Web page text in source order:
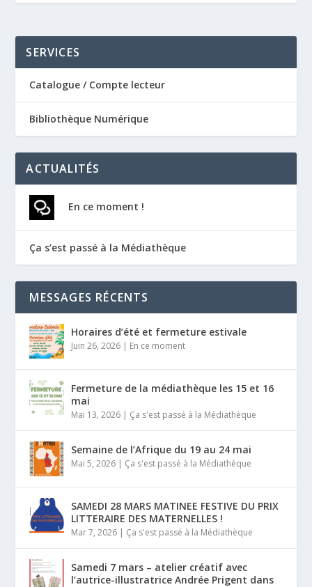
SERVICES
Catalogue / Compte lecteur
Bibliothèque Numérique
ACTUALITÉS
En ce moment !
Ça s’est passé à la Médiathèque
MESSAGES RÉCENTS
Horaires d’été et fermeture estivale
Juin 26, 2026 | En ce moment
Fermeture de la médiathèque les 15 et 16
mai
Mai 13, 2026 | Ça s'est passé à la Médiathèque
Semaine de l’Afrique du 19 au 24 mai
Mai 5, 2026 | Ça s'est passé à la Médiathèque
SAMEDI 28 MARS MATINEE FESTIVE DU PRIX
LITTERAIRE DES MATERNELLES !
Mar 7, 2026 | Ça s'est passé à la Médiathèque
Samedi 7 mars – atelier créatif avec
l’autrice-illustratrice Andrée Prigent dans